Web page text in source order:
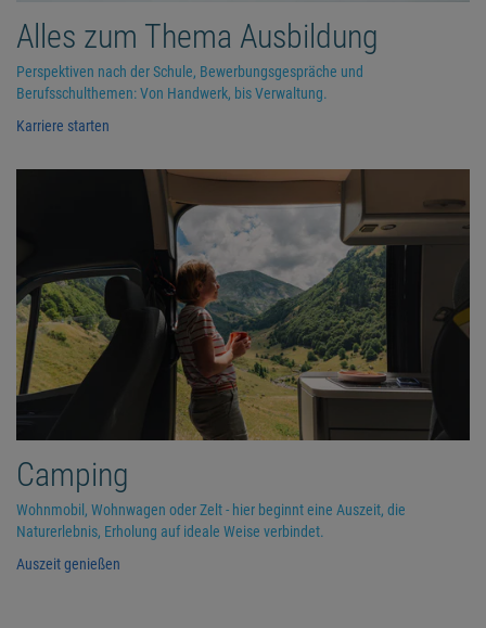
Alles zum Thema Ausbildung
Perspektiven nach der Schule, Bewerbungsgespräche und
Berufsschulthemen: Von Handwerk, bis Verwaltung.
Karriere starten
Camping
Wohnmobil, Wohnwagen oder Zelt - hier beginnt eine Auszeit, die
Naturerlebnis, Erholung auf ideale Weise verbindet.
Auszeit genießen